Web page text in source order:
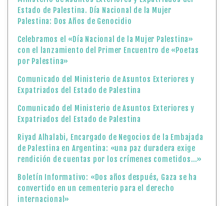
Estado de Palestina. Día Nacional de la Mujer
Palestina: Dos Años de Genocidio
Celebramos el «Día Nacional de la Mujer Palestina»
con el lanzamiento del Primer Encuentro de «Poetas
por Palestina»
Comunicado del Ministerio de Asuntos Exteriores y
Expatriados del Estado de Palestina
Comunicado del Ministerio de Asuntos Exteriores y
Expatriados del Estado de Palestina
Riyad Alhalabi, Encargado de Negocios de la Embajada
de Palestina en Argentina: «una paz duradera exige
rendición de cuentas por los crímenes cometidos…»
Boletín Informativo: «Dos años después, Gaza se ha
convertido en un cementerio para el derecho
internacional»